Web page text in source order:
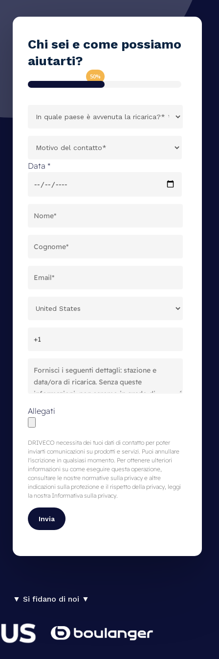
Chi sei e come possiamo
aiutarti?
50%
Data *
Allegati
DRIVECO necessita dei tuoi dati di contatto per poter
inviarti comunicazioni su prodotti e servizi. Puoi annullare
l'iscrizione in qualsiasi momento. Per ottenere ulteriori
informazioni su come eseguire questa operazione,
consultare le nostre normative sulla privacy e altre
indicazioni sulla protezione e il rispetto della privacy, leggi
la nostra Informativa sulla privacy.
▼ Si fidano di noi ▼